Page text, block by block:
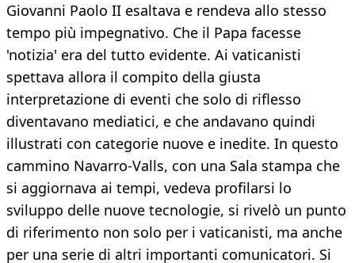
Giovanni Paolo II esaltava e rendeva allo stesso
tempo più impegnativo. Che il Papa facesse
'notizia' era del tutto evidente. Ai vaticanisti
spettava allora il compito della giusta
interpretazione di eventi che solo di riflesso
diventavano mediatici, e che andavano quindi
illustrati con categorie nuove e inedite. In questo
cammino Navarro-Valls, con una Sala stampa che
si aggiornava ai tempi, vedeva profilarsi lo
sviluppo delle nuove tecnologie, si rivelò un punto
di riferimento non solo per i vaticanisti, ma anche
per una serie di altri importanti comunicatori. Si